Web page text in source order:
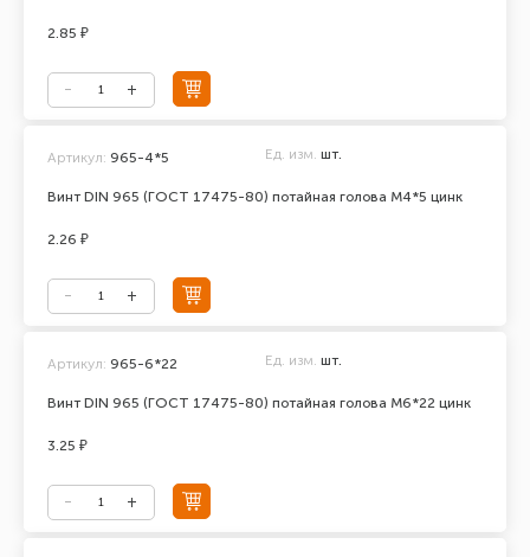
2.85 ₽
Винт DIN 965 (ГОСТ 17475-80) потайная голова М4*5 цинк
Артикул: 965-4*5 Ед. изм. шт.
2.26 ₽
Винт DIN 965 (ГОСТ 17475-80) потайная голова М6*22 цинк
Артикул: 965-6*22 Ед. изм. шт.
3.25 ₽